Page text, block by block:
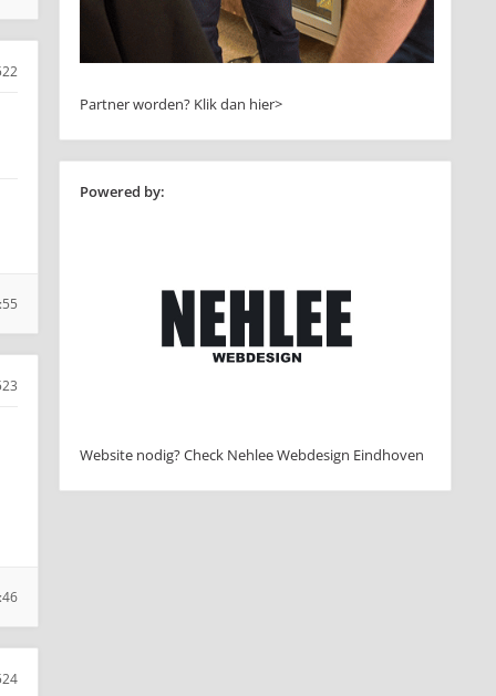
Partner worden? Klik dan hier>
Powered by:
Website nodig? Check Nehlee Webdesign Eindhoven